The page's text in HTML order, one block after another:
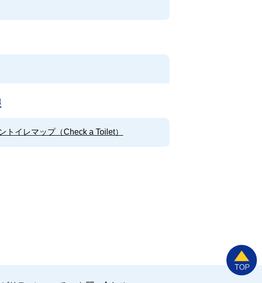
トイレマップ（Check a Toilet）